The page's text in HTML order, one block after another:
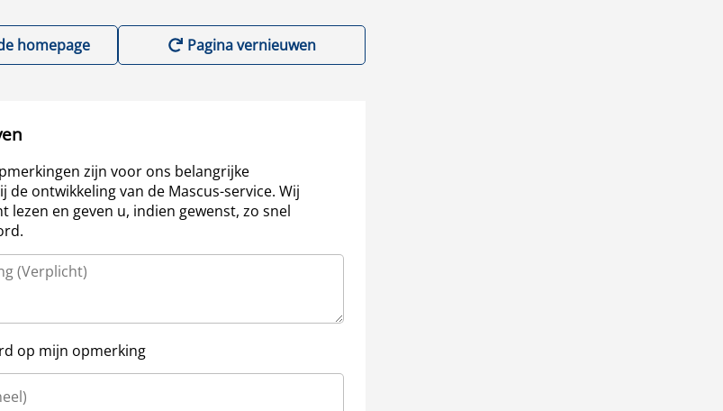
homepage Pagina vernieuwen
zijn voor ons belangrijke
de ontwikkeling van de Mascus-service. Wij
lezen en geven u, indien gewenst, zo snel
op mijn opmerking